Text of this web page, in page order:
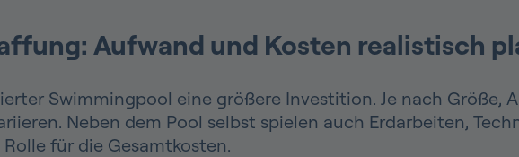
Aufwand und Kosten realistisch
Swimmingpool eine größere Investition. Je nach Größe,
Neben dem Pool selbst spielen auch Erdarbeiten,
für die Gesamtkosten.